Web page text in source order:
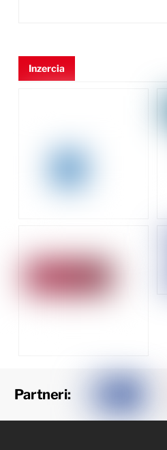
Inzercia
Partneri: